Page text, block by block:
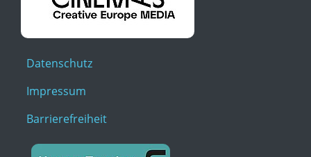
Datenschutz
Impressum
Barrierefreiheit